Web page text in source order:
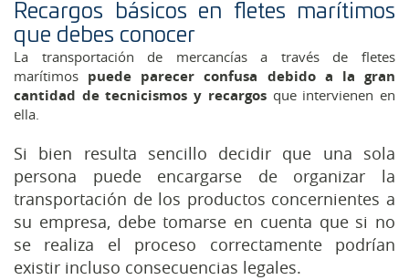
Recargos básicos en fletes marítimos
que debes conocer
La transportación de mercancías a través de fletes
marítimos puede parecer confusa debido a la gran
cantidad de tecnicismos y recargosque intervienen en
ella.
Si bien resulta sencillo decidir que una sola
persona puede encargarse de organizar la
transportación de los productos concernientes a
su empresa, debe tomarse en cuenta que si no
se realiza el proceso correctamente podrían
existir incluso consecuencias legales.